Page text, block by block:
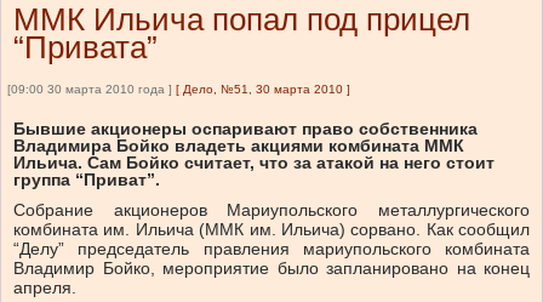
ММК Ильича попал под прицел
“Привата”
[09:00 30 марта 2010 года ] [ Дело, №51, 30 марта 2010 ]
Бывшие акционеры оспаривают право собственника
Владимира Бойко владеть акциями комбината ММК
Ильича. Сам Бойко считает, что за атакой на него стоит
группа “Приват”.
Собрание акционеров Мариупольского металлургического
комбината им. Ильича (ММК им. Ильича) сорвано. Как сообщил
“Делу” председатель правления мариупольского комбината
Владимир Бойко, мероприятие было запланировано на конец
апреля.